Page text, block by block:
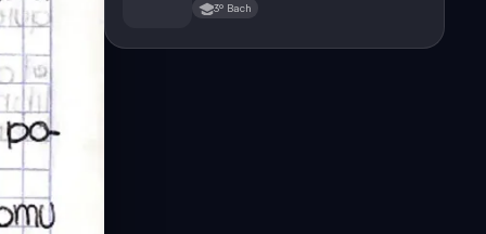
3º Bach